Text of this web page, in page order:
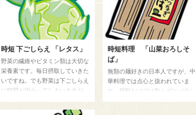
時短 下ごしらえ 「レタス」
野菜の繊維やビタミン類は大切な
栄養素です。毎日摂取していきた
いですね。でも野菜は下ごしらえ
に時間が掛かってしまいますが、
したらいかがですか、ここでその
時短料理 「山菜おろしそ
ば」
無類の麺好きの日本人ですが、中
華料理では点心と扱われていま
す。麺類だけでは取らずにバラン
スの良い食事が勧められますが、